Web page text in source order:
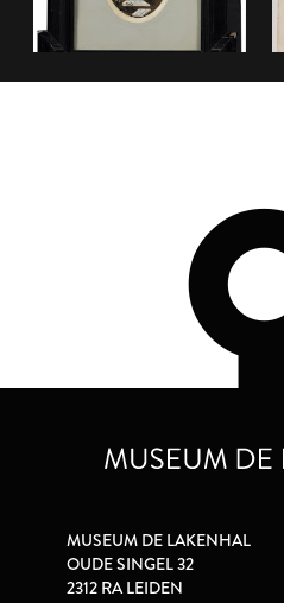
MUSEUM DE LAKENHAL
OUDE SINGEL 32
2312 RA LEIDEN